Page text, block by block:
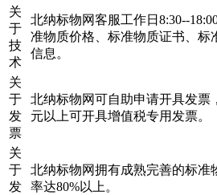
关
于
技
术
北纳标物网客服工作日8:30--
准物质价格、标准物质证书、标
信息。
关
于
发
票
北纳标物网可自助申请开具发票
元以上可开具增值税专用发票。
关
于
发
北纳标物网拥有成熟完善的标准
率达80%以上。